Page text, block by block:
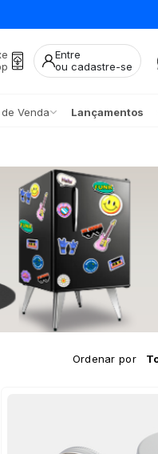
Entre
ou cadastre-se
Venda Lançamentos
Ordenar por